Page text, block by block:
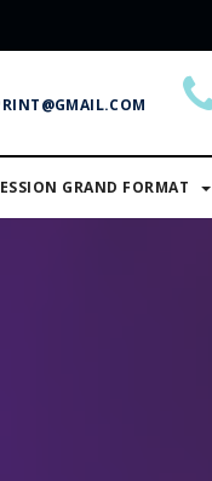
GRAND FORMAT